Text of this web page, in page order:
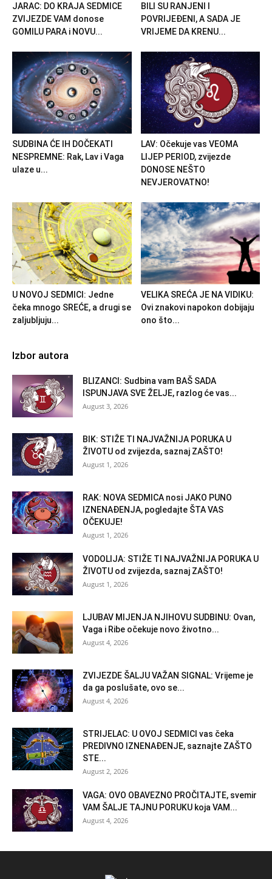
JARAC: DO KRAJA SEDMICE
ZVIJEZDE VAM donose
GOMILU PARA i NOVU...
BILI SU RANJENI I
POVRIJEĐENI, A SADA JE
VRIJEME DA KRENU...
SUDBINA ĆE IH DOČEKATI
NESPREMNE: Rak, Lav i Vaga
ulaze u...
LAV: Očekuje vas VEOMA
LIJEP PERIOD, zvijezde
DONOSE NEŠTO
NEVJEROVATNO!
U NOVOJ SEDMICI: Jedne
čeka mnogo SREĆE, a drugi se
zaljubljuju...
VELIKA SREĆA JE NA VIDIKU:
Ovi znakovi napokon dobijaju
ono što...
Izbor autora
BLIZANCI: Sudbina vam BAŠ SADA
ISPUNJAVA SVE ŽELJE, razlog će vas...
August 3, 2026
BIK: STIŽE TI NAJVAŽNIJA PORUKA U
ŽIVOTU od zvijezda, saznaj ZAŠTO!
August 1, 2026
RAK: NOVA SEDMICA nosi JAKO PUNO
IZNENAĐENJA, pogledajte ŠTA VAS
OČEKUJE!
August 1, 2026
VODOLIJA: STIŽE TI NAJVAŽNIJA PORUKA U
ŽIVOTU od zvijezda, saznaj ZAŠTO!
August 1, 2026
LJUBAV MIJENJA NJIHOVU SUDBINU: Ovan,
Vaga i Ribe očekuje novo životno...
August 4, 2026
ZVIJEZDE ŠALJU VAŽAN SIGNAL: Vrijeme je
da ga poslušate, ovo se...
August 4, 2026
STRIJELAC: U OVOJ SEDMICI vas čeka
PREDIVNO IZNENAĐENJE, saznajte ZAŠTO
STE...
August 2, 2026
VAGA: OVO OBAVEZNO PROČITAJTE, svemir
VAM ŠALJE TAJNU PORUKU koja VAM...
August 4, 2026